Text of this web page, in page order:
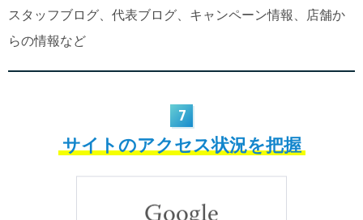
スタッフブログ、代表ブログ、キャンペーン情報、店舗か
らの情報など
7
サイトのアクセス状況を把握